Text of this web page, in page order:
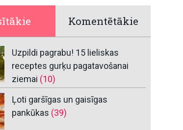
Komentētākie
Uzpildi pagrabu! 15 lieliskas
receptes gurķu pagatavošanai
ziemai (10)
Ļoti garšīgas un gaisīgas
pankūkas (39)